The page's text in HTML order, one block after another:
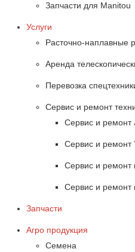
Запчасти для Manitou
Услуги
Расточно-наплавные
Аренда
Перевозка
Сервис и ремонт
Сервис и ремонт
Сервис и ремонт
Сервис и ремонт
Сервис и ремонт
Запчасти
Агро продукция
Семена